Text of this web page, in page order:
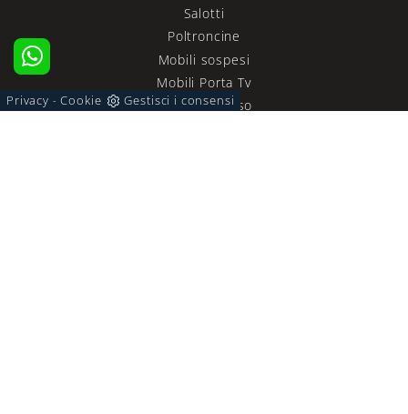
Salotti
Poltroncine
Mobili sospesi
Mobili Porta Tv
Mobili ingresso
Privacy -Cookie Gestisci i consensi